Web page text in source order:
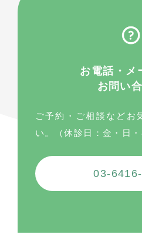
お電話・メ
お問い
ご予約・ご相談などお
い。（休診日：金・日・
03-